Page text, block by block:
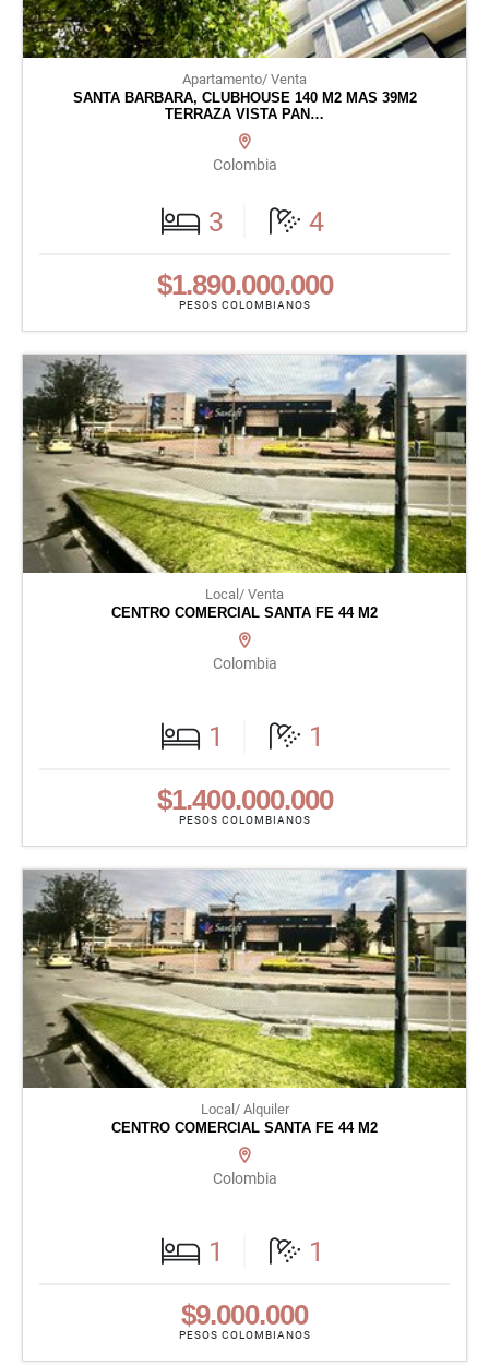
Apartamento/ Venta
SANTA BARBARA, CLUBHOUSE 140 M2 MAS 39M2
TERRAZA VISTA PAN…
Colombia
3 4
$1.890.000.000
PESOS COLOMBIANOS
Local/ Venta
CENTRO COMERCIAL SANTA FE 44 M2
Colombia
1 1
$1.400.000.000
PESOS COLOMBIANOS
Local/ Alquiler
CENTRO COMERCIAL SANTA FE 44 M2
Colombia
1 1
$9.000.000
PESOS COLOMBIANOS